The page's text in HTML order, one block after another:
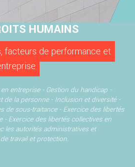
HUMAINS
facteurs de performance et
entreprise - Gestion du handicap -
de la personne - Inclusion et diversité -
de sous-traitance - Exercice des libertés
- Exercice des libertés collectives en
les autorités administratives et
travail et protection.